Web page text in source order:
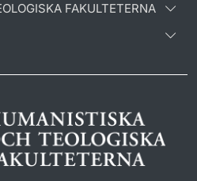
FAKULTETERNA